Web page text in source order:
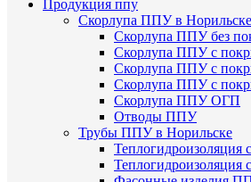
Продукция ппу
Скорлупа ППУ в Норильске
Скорлупа ППУ без
Скорлупа ППУ с
Скорлупа ППУ с
Скорлупа ППУ с
Скорлупа ППУ ОГП
Отводы ППУ
Трубы ППУ в Норильске